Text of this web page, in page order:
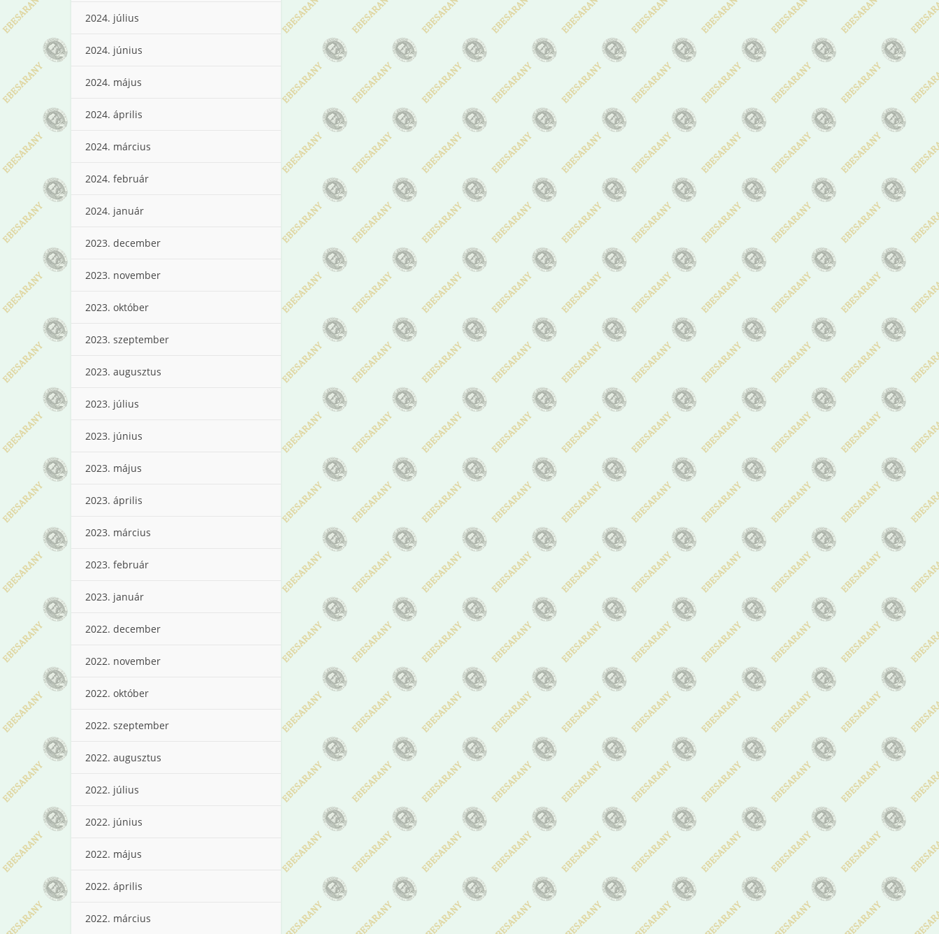
2024. július
2024. június
2024. május
2024. április
2024. március
2024. február
2024. január
2023. december
2023. november
2023. október
2023. szeptember
2023. augusztus
2023. július
2023. június
2023. május
2023. április
2023. március
2023. február
2023. január
2022. december
2022. november
2022. október
2022. szeptember
2022. augusztus
2022. július
2022. június
2022. május
2022. április
2022. március